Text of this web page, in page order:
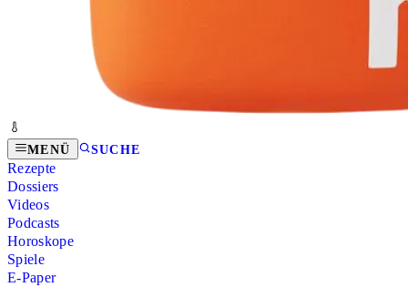
MENÜ SUCHE
Rezepte
Dossiers
Videos
Podcasts
Horoskope
Spiele
E-Paper